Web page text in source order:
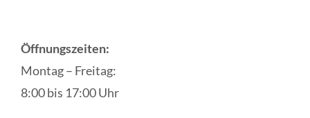
Öffnungszeiten:
Montag – Freitag:
8:00 bis 17:00 Uhr